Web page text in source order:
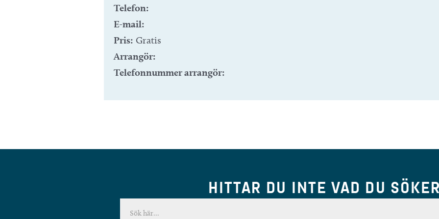
Telefon:
E-mail:
Pris: Gratis
Arrangör:
Telefonnummer arrangör:
HITTAR DU INTE VAD DU